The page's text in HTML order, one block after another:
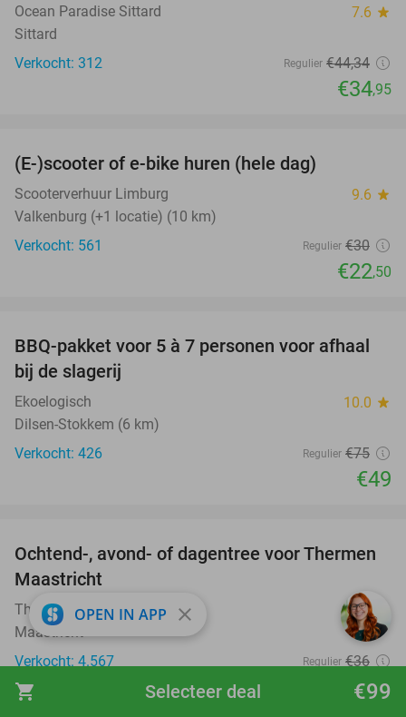
shopping_cart €99
Selecteer deal
Ocean Paradise Sittard 7.6 star
Sittard
Verkocht: 312
Regulier €44,34
€34,95
(E-)scooter of e-bike huren (hele dag)
Scooterverhuur Limburg 9.6 star
Valkenburg (+1 locatie) (10 km)
Verkocht: 561
Regulier €30
€22,50
35%
BBQ-pakket voor 5 à 7 personen voor afhaal
bij de slagerij
Ekoelogisch 10.0 star
Dilsen-Stokkem (6 km)
Verkocht: 426
Regulier €75
€49
25%
Ochtend-, avond- of dagentree voor Thermen
Maastricht
Thermen Maastricht 9.7
Maastricht
Verkocht: 4.567
Regulier €36
€27
OPEN IN APP close